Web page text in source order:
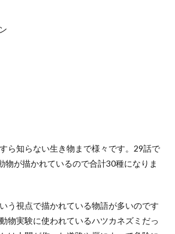
ら知らない生き物まで様々です。29話で
物が描かれているので合計30種になりま
う視点で描かれている物語が多いのです
物実験に使われているハツカネズミだっ